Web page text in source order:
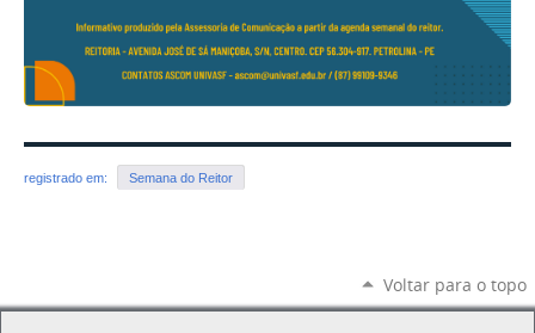
registrado em: Semana do Reitor
Voltar para o topo